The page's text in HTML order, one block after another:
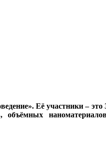
Её участники – это